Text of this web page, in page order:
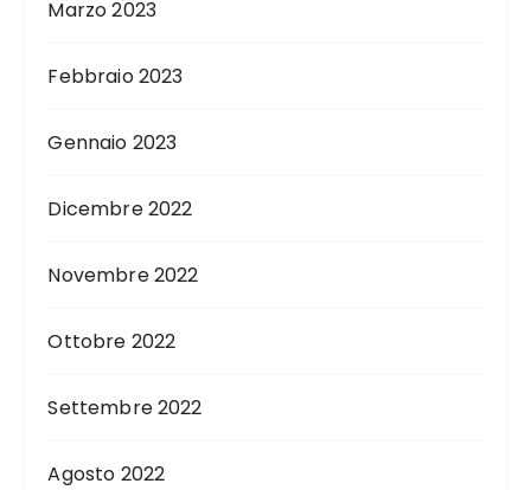
Marzo 2023
Febbraio 2023
Gennaio 2023
Dicembre 2022
Novembre 2022
Ottobre 2022
Settembre 2022
Agosto 2022